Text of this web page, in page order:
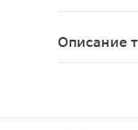
Описание